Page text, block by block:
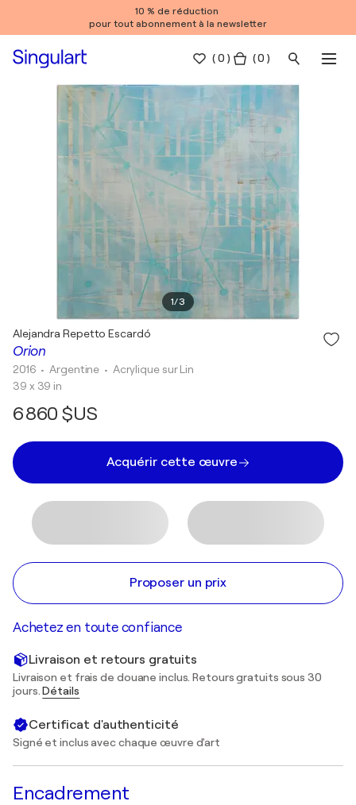
10 % de réduction
pour tout abonnement à la newsletter
(0 ) ( 0 )
1/3
Orion
Alejandra Repetto Escardó
2016 • Argentine • Acrylique sur Lin
39 x 39 in
6 860 $US
Acquérir cette œuvre
Proposer un prix
Achetez en toute confiance
Livraison et retours gratuits
Livraison et frais de douane inclus. Retours gratuits sous 30
jours.Détails
Certificat d'authenticité
Signé et inclus avec chaque œuvre d'art
Encadrement